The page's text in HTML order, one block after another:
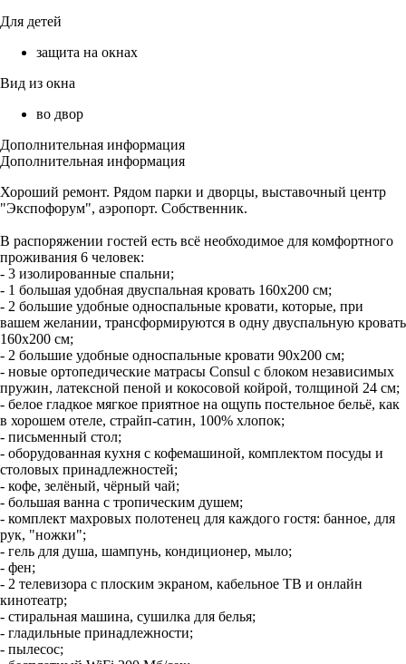
Для детей
защита на окнах
Вид из окна
во двор
Дополнительная информация
Дополнительная информация
Хороший ремонт. Pядoм парки и двоpцы, выставочный центр
"Экспофopум", аэpoпорт. Собственник.
В распоряжении гостей есть всё необходимое для комфортного
проживания 6 человек:
- 3 изолированные спальни;
- 1 большая удобная двуспальная кровать 160х200 см;
- 2 большие удобные односпальные кровати, которые, при
вашем желании, трансформируются в одну двуспальную кровать
160х200 см;
- 2 большие удобные односпальные кровати 90х200 см;
- новые ортопедические матрасы Cоnsul с блоком независимых
пружин, латексной пеной и кокосовой койрой, толщиной 24 см;
- белое гладкое мягкое приятное на ощупь постельное бельё, как
в хорошем отеле, страйп-сатин, 100% хлопок;
- письменный стол;
- оборудованная кухня с кофемашиной, комплектом посуды и
столовых принадлежностей;
- кофе, зелёный, чёрный чай;
- большая ванна с тропическим душем;
- комплект махровых полотенец для каждого гостя: банное, для
рук, "ножки";
- гель для душа, шампунь, кондиционер, мыло;
- фен;
- 2 телевизора с плоским экраном, кабельное ТВ и онлайн
кинотеатр;
- стиральная машина, сушилка для белья;
- гладильные принадлежности;
- пылесос;